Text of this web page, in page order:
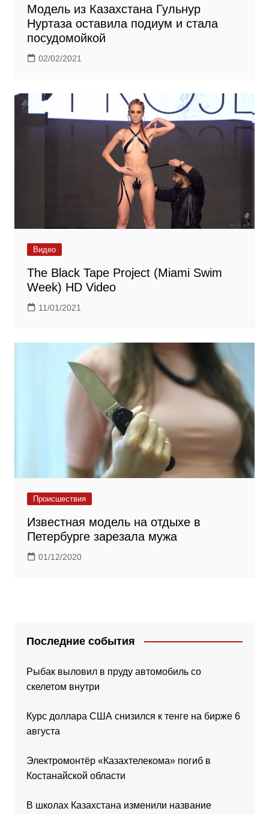
Модель из Казахстана Гульнур
Нуртаза оставила подиум и стала
посудомойкой
02/02/2021
Видео
The Black Tape Project (Miami Swim
Week) HD Video
11/01/2021
Происшествия
Известная модель на отдыхе в
Петербурге зарезала мужа
01/12/2020
Последние события
Рыбак выловил в пруду автомобиль со
скелетом внутри
Курс доллара США снизился к тенге на бирже 6
августа
Электромонтёр «Казахтелекома» погиб в
Костанайской области
В школах Казахстана изменили название